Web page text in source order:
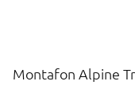
Montafon Alpine